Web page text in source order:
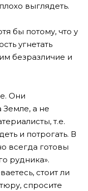
выглядеть.
бы потому, что у
угнетать
безразличие и
Они
Земле, а не
т.е.
и потрогать. В
всегда готовы
рудника».
стоит ли
спросите